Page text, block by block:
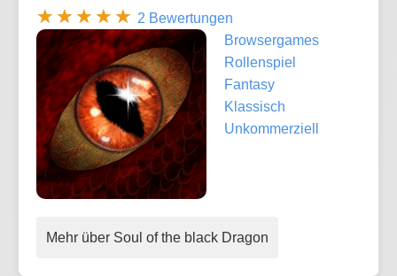
2 Bewertungen
Browsergames
Rollenspiel
Fantasy
Klassisch
Unkommerziell
Mehr über Soul of the black Dragon